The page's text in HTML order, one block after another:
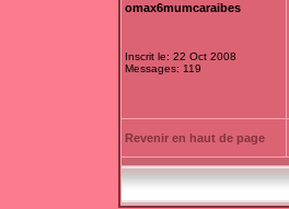
omax6mumcaraibes
Inscrit le: 22 Oct 2008
Messages: 119
Revenir en haut de page